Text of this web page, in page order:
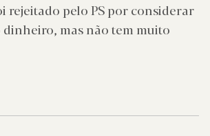
rejeitado pelo PS por considerar
dinheiro, mas não tem muito